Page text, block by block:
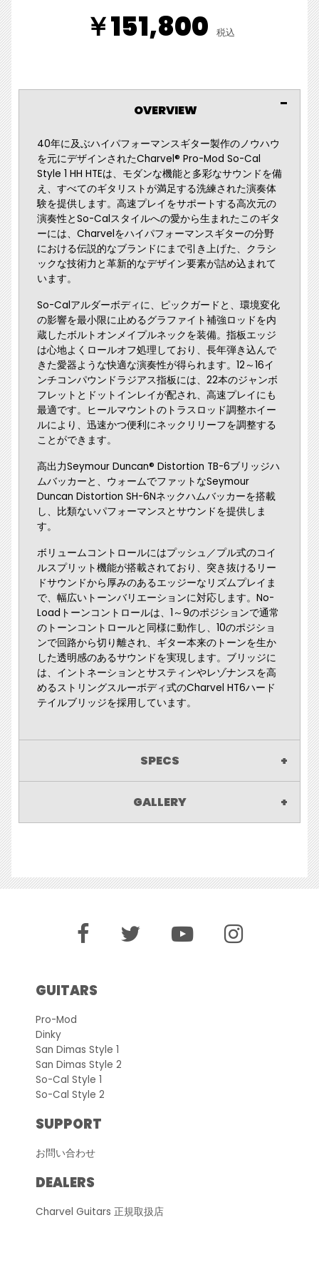
￥151,800 税込
OVERVIEW
40年に及ぶハイパフォーマンスギター製作のノウハウ
を元にデザインされたCharvel® Pro-Mod So-Cal
Style 1 HH HTEは、モダンな機能と多彩なサウンドを備
え、すべてのギタリストが満足する洗練された演奏体
験を提供します。高速プレイをサポートする高次元の
演奏性とSo-Calスタイルへの愛から生まれたこのギタ
ーには、Charvelをハイパフォーマンスギターの分野
における伝説的なブランドにまで引き上げた、クラシ
ックな技術力と革新的なデザイン要素が詰め込まれて
います。
So-Calアルダーボディに、ピックガードと、環境変化
の影響を最小限に止めるグラファイト補強ロッドを内
蔵したボルトオンメイプルネックを装備。指板エッジ
は心地よくロールオフ処理しており、長年弾き込んで
きた愛器ような快適な演奏性が得られます。12～16イ
ンチコンパウンドラジアス指板には、22本のジャンボ
フレットとドットインレイが配され、高速プレイにも
最適です。ヒールマウントのトラスロッド調整ホイー
ルにより、迅速かつ便利にネックリリーフを調整する
ことができます。
高出力Seymour Duncan® Distortion TB-6ブリッジハ
ムバッカーと、ウォームでファットなSeymour
Duncan Distortion SH-6Nネックハムバッカーを搭載
し、比類ないパフォーマンスとサウンドを提供しま
す。
ボリュームコントロールにはプッシュ／プル式のコイ
ルスプリット機能が搭載されており、突き抜けるリー
ドサウンドから厚みのあるエッジーなリズムプレイま
で、幅広いトーンバリエーションに対応します。No-
Loadトーンコントロールは、1～9のポジションで通常
のトーンコントロールと同様に動作し、10のポジショ
ンで回路から切り離され、ギター本来のトーンを生か
した透明感のあるサウンドを実現します。ブリッジに
は、イントネーションとサスティンやレゾナンスを高
めるストリングスルーボディ式のCharvel HT6ハード
テイルブリッジを採用しています。
SPECS
GALLERY
GUITARS
Pro-Mod
Dinky
San Dimas Style 1
San Dimas Style 2
So-Cal Style 1
So-Cal Style 2
SUPPORT
お問い合わせ
DEALERS
Charvel Guitars 正規取扱店